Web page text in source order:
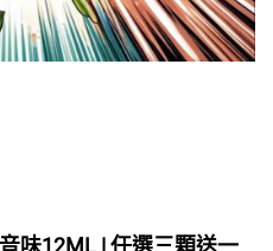
味12ML | 任選三顆送一